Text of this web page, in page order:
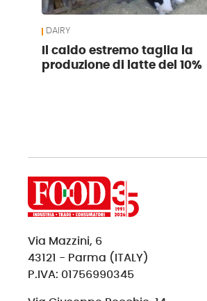
DAIRY
Il caldo estremo taglia la
produzione di latte del 10%
Via Mazzini, 6
43121 - Parma (ITALY)
P.IVA: 01756990345